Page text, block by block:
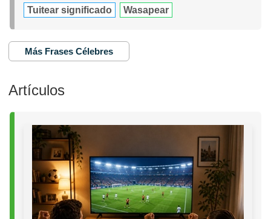
Tuitear significado Wasapear
Más Frases Célebres
Artículos